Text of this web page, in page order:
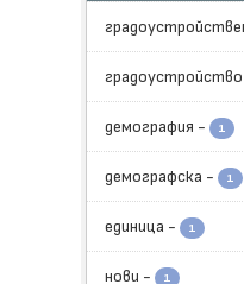
градоустройство
демография - 1
демографска - 1
единица - 1
нови - 1